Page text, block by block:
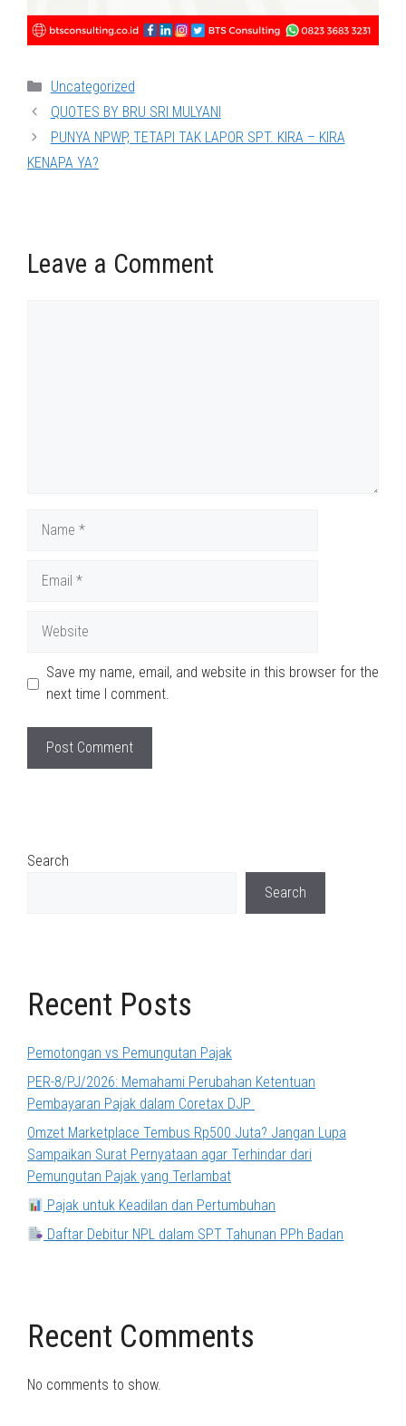
Categories
Uncategorized
QUOTES BY BRU SRI MULYANI
PUNYA NPWP, TETAPI TAK LAPOR SPT. KIRA – KIRA
KENAPA YA?
Leave a Comment
Save my name, email, and website in this browser for the
next time I comment.
Search
Search
Recent Posts
Pemotongan vs Pemungutan Pajak
PER-8/PJ/2026: Memahami Perubahan Ketentuan
Pembayaran Pajak dalam Coretax DJP
Omzet Marketplace Tembus Rp500 Juta? Jangan Lupa
Sampaikan Surat Pernyataan agar Terhindar dari
Pemungutan Pajak yang Terlambat
Pajak untuk Keadilan dan Pertumbuhan
Daftar Debitur NPL dalam SPT Tahunan PPh Badan
Recent Comments
No comments to show.